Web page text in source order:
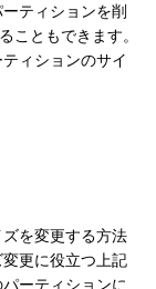
ティションを削
こともできます。
ィションのサイ
を変更する方法
更に役立つ上記
ーティションに